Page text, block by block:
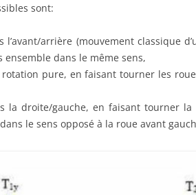
sont:
l’avant/arrière (mouvement classique
ensemble dans le même sens,
pure, en faisant tourner les
la droite/gauche, en faisant tourner
le sens opposé à la roue avant